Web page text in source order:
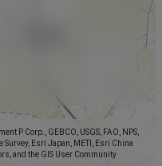
P Corp., GEBCO, USGS, FAO, NPS,
Survey, Esri Japan, METI, Esri China
and the GIS User Community